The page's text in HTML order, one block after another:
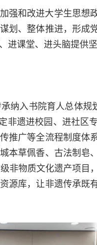
强和改进大学生思想
划、整体推进，形成
课堂、进头脑提供坚
纳入书院育人总体规
非遗进校园、进社区
推广等全流程制度体
本草佩香、古法制皂
非物质文化遗产项目
库，让非遗传承既